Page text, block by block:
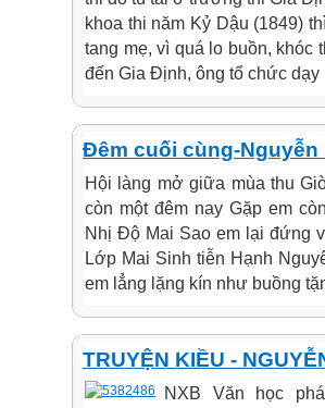
khoa thi năm Kỷ Dậu (1849)
tang mẹ, vì quá lo buồn, khóc
đến Gia Định, ông tổ chức dạy
Đêm cuối cùng-Nguyễn
Hội làng mở giữa mùa thu
còn một đêm nay Gặp em
Nhị Độ Mai Sao em lại đứng
Lớp Mai Sinh tiễn Hạnh
em lẳng lặng kín như buồng
TRUYỆN KIỀU -
NXB Văn học